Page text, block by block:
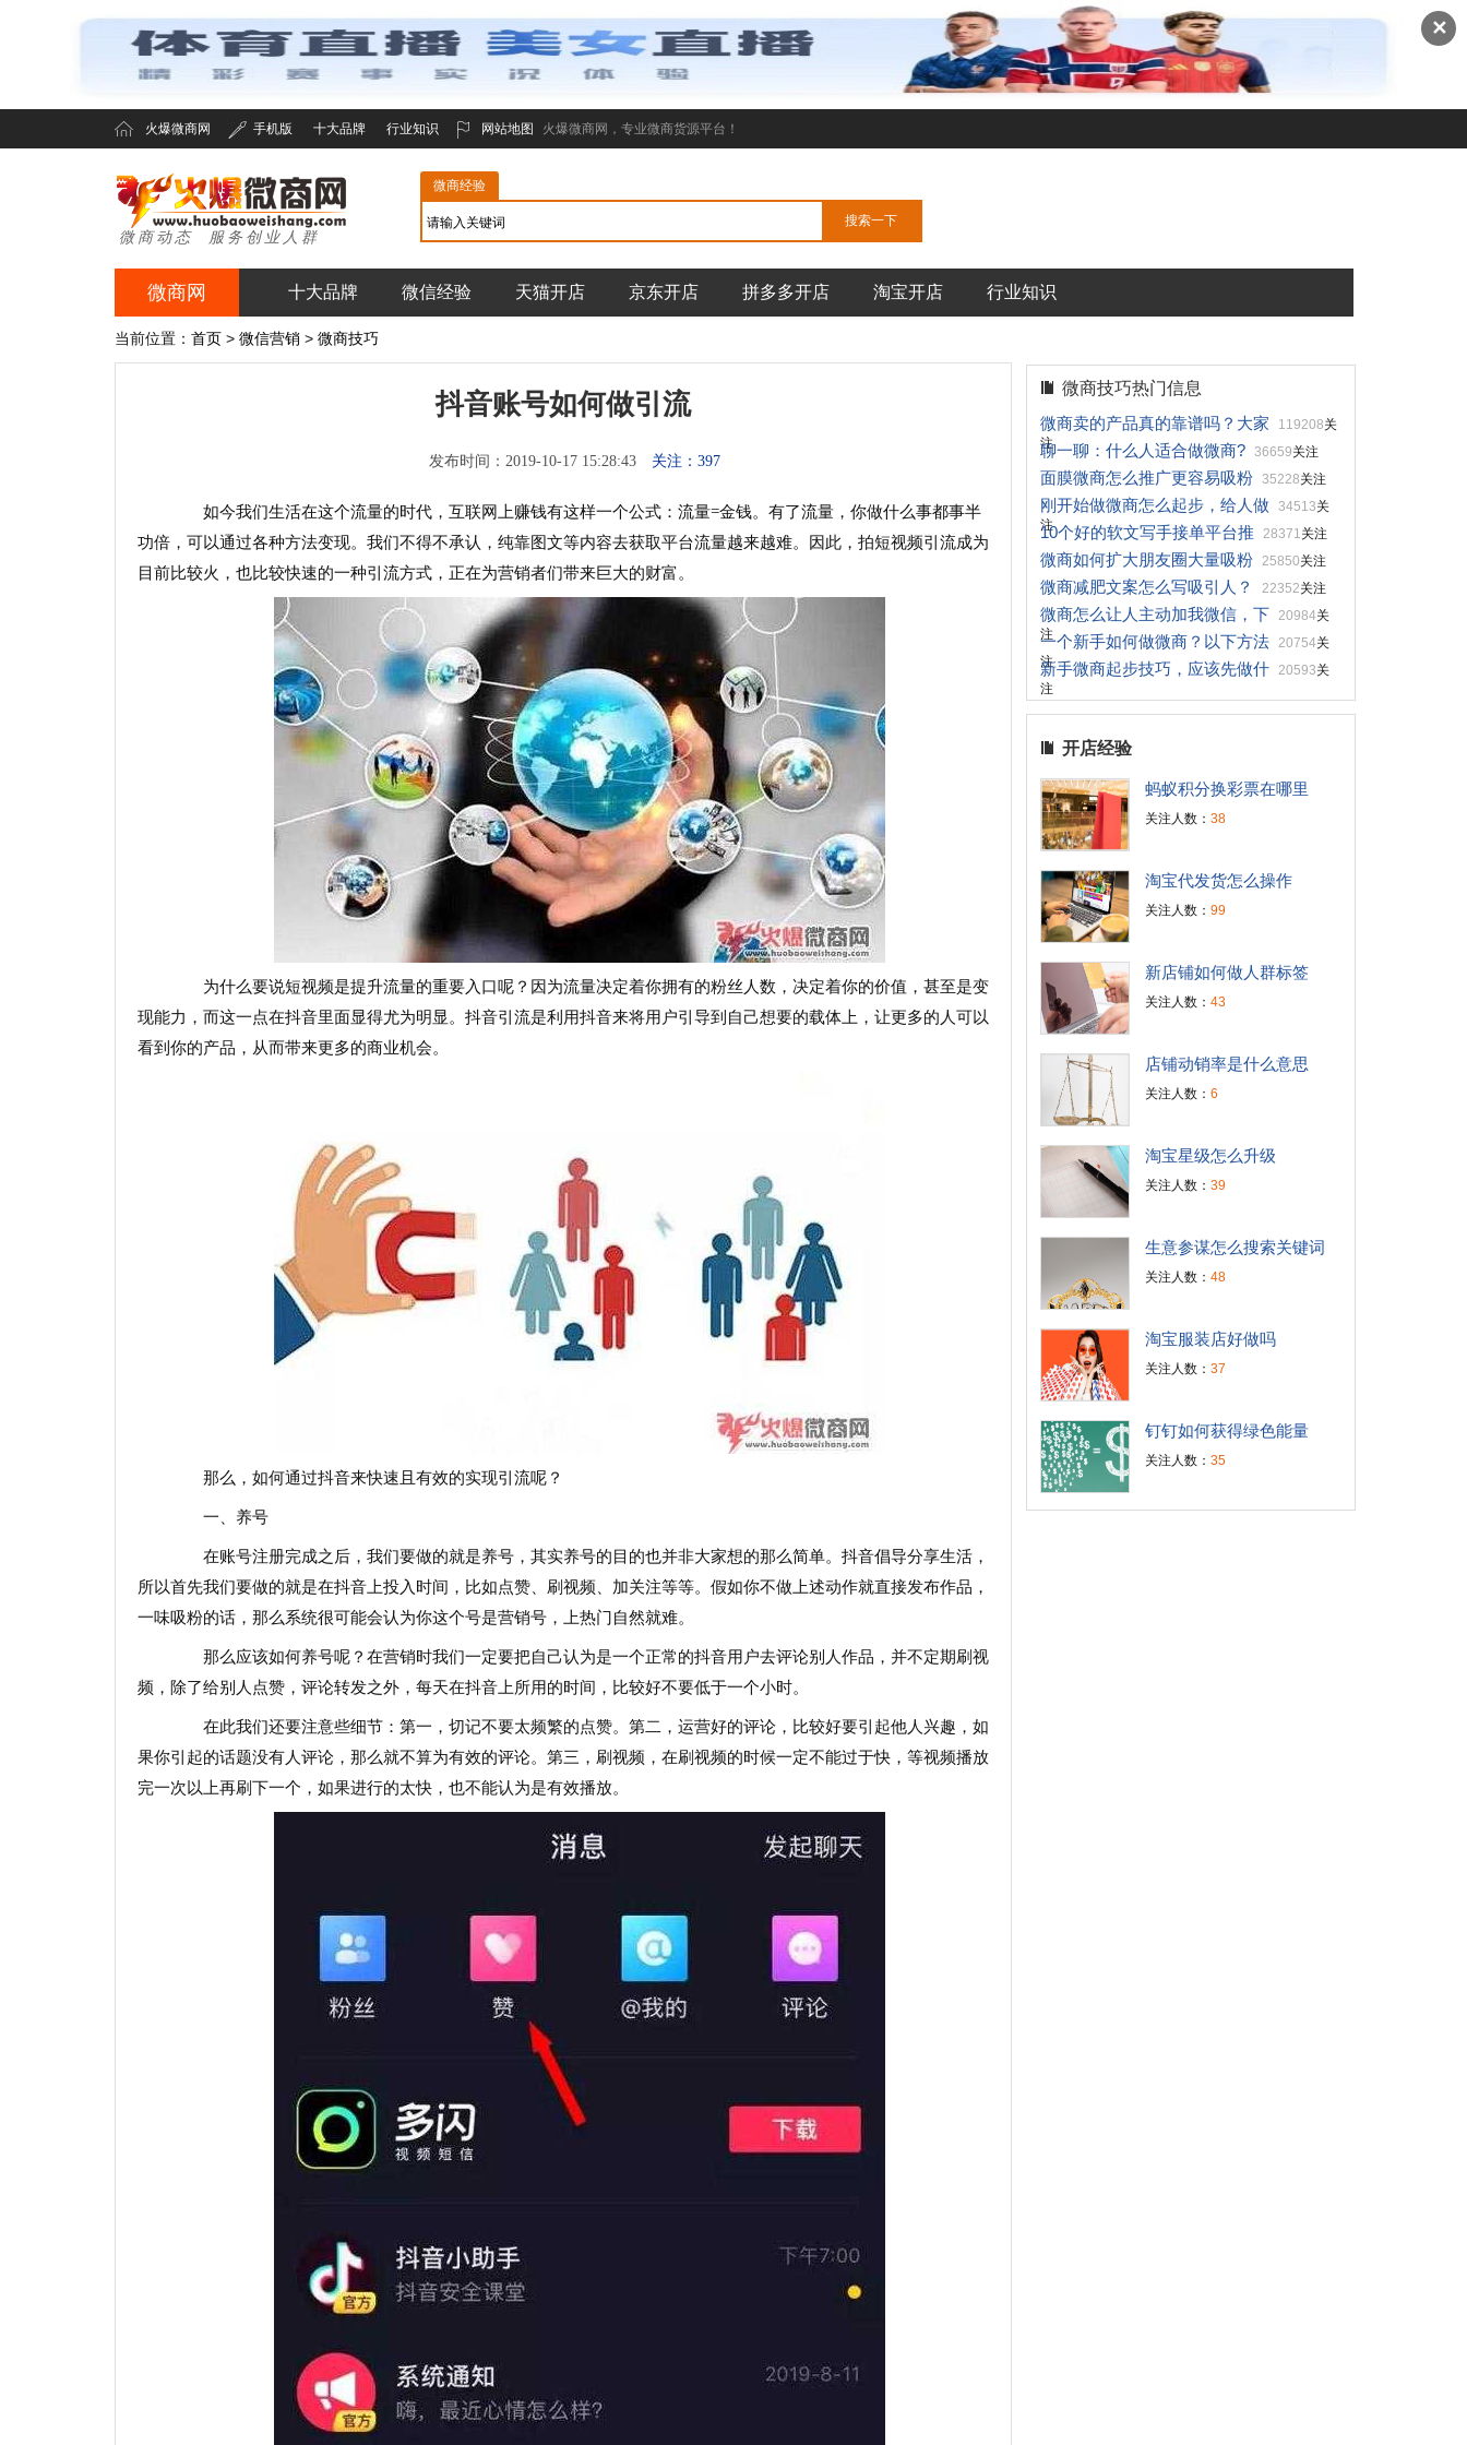
✕
火爆微商网 手机版 十大品牌 行业知识 网站地图 火爆微商网，专业微商货源平台！
火爆微商网
微商动态 服务创业人群
微商经验
微商网 十大品牌 微信经验 天猫开店 京东开店 拼多多开店 淘宝开店 行业知识
当前位置： 首页> 微信营销> 微商技巧
抖音账号如何做引流
发布时间：2019-10-17 15:28:43 关注：397
如今我们生活在这个流量的时代，互联网上赚钱有这样一个公式：流量=金钱。有了流量，你做什么事都事半
功倍，可以通过各种方法变现。我们不得不承认，纯靠图文等内容去获取平台流量越来越难。因此，拍短视频引流成为
目前比较火，也比较快速的一种引流方式，正在为营销者们带来巨大的财富。
为什么要说短视频是提升流量的重要入口呢？因为流量决定着你拥有的粉丝人数，决定着你的价值，甚至是变
现能力，而这一点在抖音里面显得尤为明显。抖音引流是利用抖音来将用户引导到自己想要的载体上，让更多的人可以
看到你的产品，从而带来更多的商业机会。
那么，如何通过抖音来快速且有效的实现引流呢？
一、养号
在账号注册完成之后，我们要做的就是养号，其实养号的目的也并非大家想的那么简单。抖音倡导分享生活，
所以首先我们要做的就是在抖音上投入时间，比如点赞、刷视频、加关注等等。假如你不做上述动作就直接发布作品，
一味吸粉的话，那么系统很可能会认为你这个号是营销号，上热门自然就难。
那么应该如何养号呢？在营销时我们一定要把自己认为是一个正常的抖音用户去评论别人作品，并不定期刷视
频，除了给别人点赞，评论转发之外，每天在抖音上所用的时间，比较好不要低于一个小时。
在此我们还要注意些细节：第一，切记不要太频繁的点赞。第二，运营好的评论，比较好要引起他人兴趣，如
果你引起的话题没有人评论，那么就不算为有效的评论。第三，刷视频，在刷视频的时候一定不能过于快，等视频播放
完一次以上再刷下一个，如果进行的太快，也不能认为是有效播放。
微商技巧热门信息
微商卖的产品真的靠谱吗？大家
119208关
注
聊一聊：什么人适合做微商? 36659关注
面膜微商怎么推广更容易吸粉 35228关注
刚开始做微商怎么起步，给人做 34513关
注
10个好的软文写手接单平台推 28371关注
微商如何扩大朋友圈大量吸粉 25850关注
微商减肥文案怎么写吸引人？ 22352关注
微商怎么让人主动加我微信，下 20984关
注
一个新手如何做微商？以下方法 20754关
注
新手微商起步技巧，应该先做什 20593关
注
开店经验
蚂蚁积分换彩票在哪里
关注人数： 38
淘宝代发货怎么操作
关注人数： 99
新店铺如何做人群标签
关注人数： 43
店铺动销率是什么意思
关注人数： 6
淘宝星级怎么升级
关注人数： 39
生意参谋怎么搜索关键词
关注人数： 48
淘宝服装店好做吗
关注人数： 37
钉钉如何获得绿色能量
关注人数： 35